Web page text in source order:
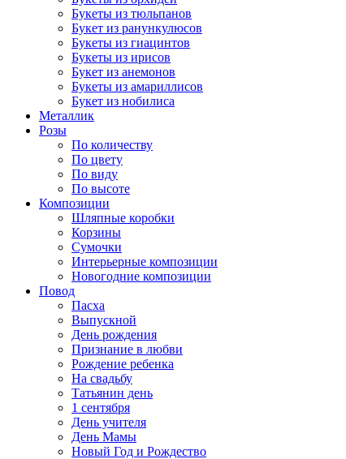
Букеты из тюльпанов
Букет из ранункулюсов
Букеты из гиацинтов
Букеты из ирисов
Букет из анемонов
Букеты из амариллисов
Букет из нобилиса
Металлик
Розы
По количеству
По цвету
По виду
По высоте
Композиции
Шляпные коробки
Корзины
Сумочки
Интерьерные композиции
Новогодние композиции
Повод
Пасха
Выпускной
День рождения
Признание в любви
Рождение ребенка
На свадьбу
Татьянин день
1 сентября
День учителя
День Мамы
Новый Год и Рождество